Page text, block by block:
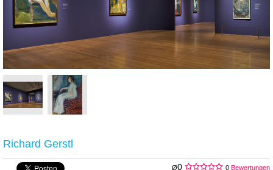
Richard Gerstl
Ø0 0 Bewertungen